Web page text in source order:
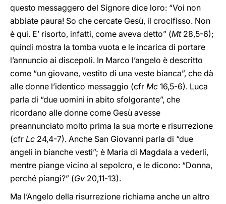
questo messaggero del Signore dice loro: “Voi non
abbiate paura! So che cercate Gesù, il crocifisso. Non
è qui. E’ risorto, infatti, come aveva detto” (Mt28,5-6);
quindi mostra la tomba vuota e le incarica di portare
l’annuncio ai discepoli. In Marco l’angelo è descritto
come “un giovane, vestito di una veste bianca”, che dà
alle donne l’identico messaggio (cfr Mc 16,5-6). Luca
parla di “due uomini in abito sfolgorante”, che
ricordano alle donne come Gesù avesse
preannunciato molto prima la sua morte e risurrezione
(cfr Lc 24,4-7). Anche San Giovanni parla di “due
angeli in bianche vesti”; è Maria di Magdala a vederli,
mentre piange vicino al sepolcro, e le dicono: “Donna,
perché piangi?” (Gv 20,11-13).
Ma l’Angelo della risurrezione richiama anche un altro